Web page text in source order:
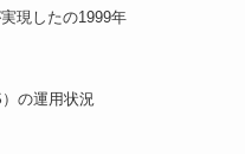
現したの1999年
の運用状況